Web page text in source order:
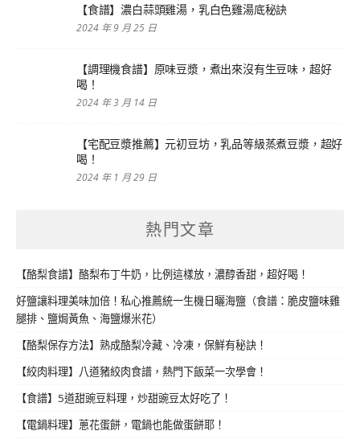
【食譜】濃白蒜頭雞湯，乳白色雞湯底秘訣
2024 年 9 月 25 日
【調理機食譜】原味豆漿，煮出來沒有生豆味，超好
喝！
2024 年 3 月 14 日
【宅配豆漿推薦】元初豆坊，乳品等級蒸煮豆漿，超好
喝！
2024 年 1 月 29 日
熱門文章
【酪梨食譜】酪梨布丁牛奶，比例這樣放，濃醇香甜，超好喝！
好鹽讓料理美味加倍！私心推薦統一生機日曬海鹽（食譜：脆皮鹽味雞
腿排、鹽焗黃魚、海鹽爆米花）
【酪梨保存方法】熟成酪梨冷藏、冷凍，保鮮有秘訣！
【絞肉料理】八道豬絞肉食譜，熱門下飯菜一次學會！
【食譜】5道甜豌豆料理，炒甜豌豆太好吃了！
【電鍋料理】蔥花蛋餅，電鍋也能做蛋餅耶！